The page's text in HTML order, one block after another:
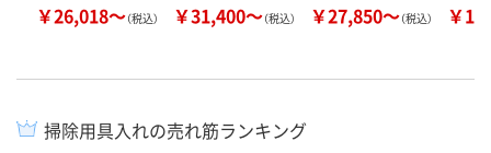
￥26,018～（税込） ￥31,400～（税込） ￥27,850～（税込） ￥
掃除用具入れの売れ筋ランキング